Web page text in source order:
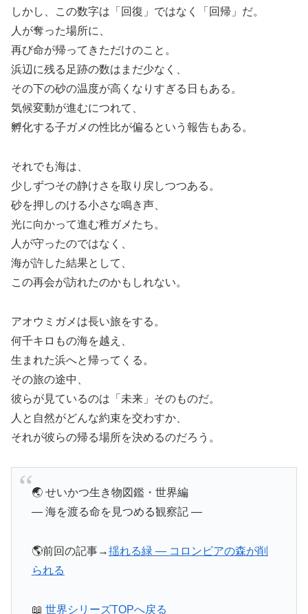
しかし、この数字は「回復」ではなく「回帰」だ。
人が奪った場所に、
再び命が帰ってきただけのこと。
浜辺に残る足跡の数はまだ少なく、
その下の砂の温度が高くなりすぎる日もある。
気候変動が進むにつれて、
孵化する子ガメの性比が偏るという報告もある。
それでも海は、
少しずつその静けさを取り戻しつつある。
砂を押しのける小さな鳴き声、
光に向かって進む稚ガメたち。
人が守ったのではなく、
海が許した結果として、
この再会が訪れたのかもしれない。
アオウミガメは長い旅をする。
何千キロもの海を越え、
生まれた浜へと帰ってくる。
その旅の途中、
彼らが見ているのは「未来」そのものだ。
人と自然がどんな約束を交わすか、
それが彼らの帰る場所を決めるのだろう。
🌏 せいかつ生き物図鑑・世界編
― 海を渡る命を見つめる観察記 ―
🌎前回の記事→揺れる緑 ― コロンビアの森が削
られる
📖 世界シリーズTOPへ戻る